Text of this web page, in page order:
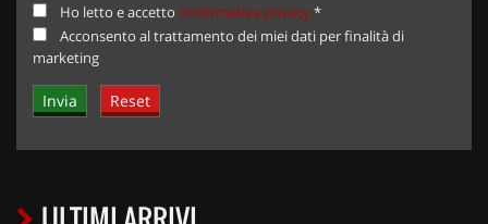
Ho letto e accetto l'informativa privacy*
Acconsento al trattamento dei miei dati per finalità di
marketing